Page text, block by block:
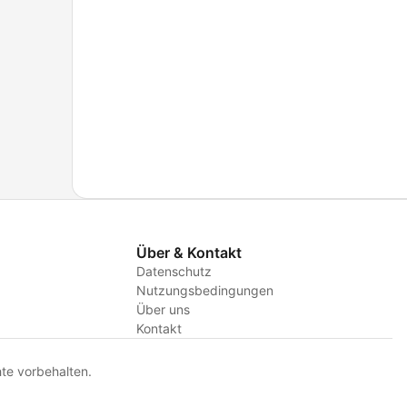
Über & Kontakt
Datenschutz
Nutzungsbedingungen
Über uns
Kontakt
vorbehalten.